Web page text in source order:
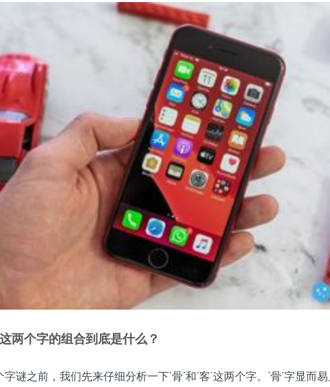
两个字的组合到底是什么？
谜之前，我们先来仔细分析一下‘骨’和‘客’这两个字。‘骨’字显而